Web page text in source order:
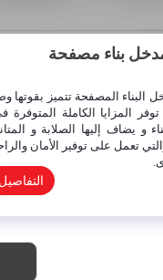
ابواب فولاذية مصفحة
تعتبر الأبواب الفولاذية
أنواع الأبواب التركية ويعود
مزايا حديثة تساعد على رفع
تعمل على تحسين مظهر الباب.